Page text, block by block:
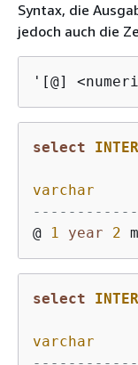
Syntax, die
jedoch auch die
'[@]
select
varchar
@
1 year 2
select
varchar